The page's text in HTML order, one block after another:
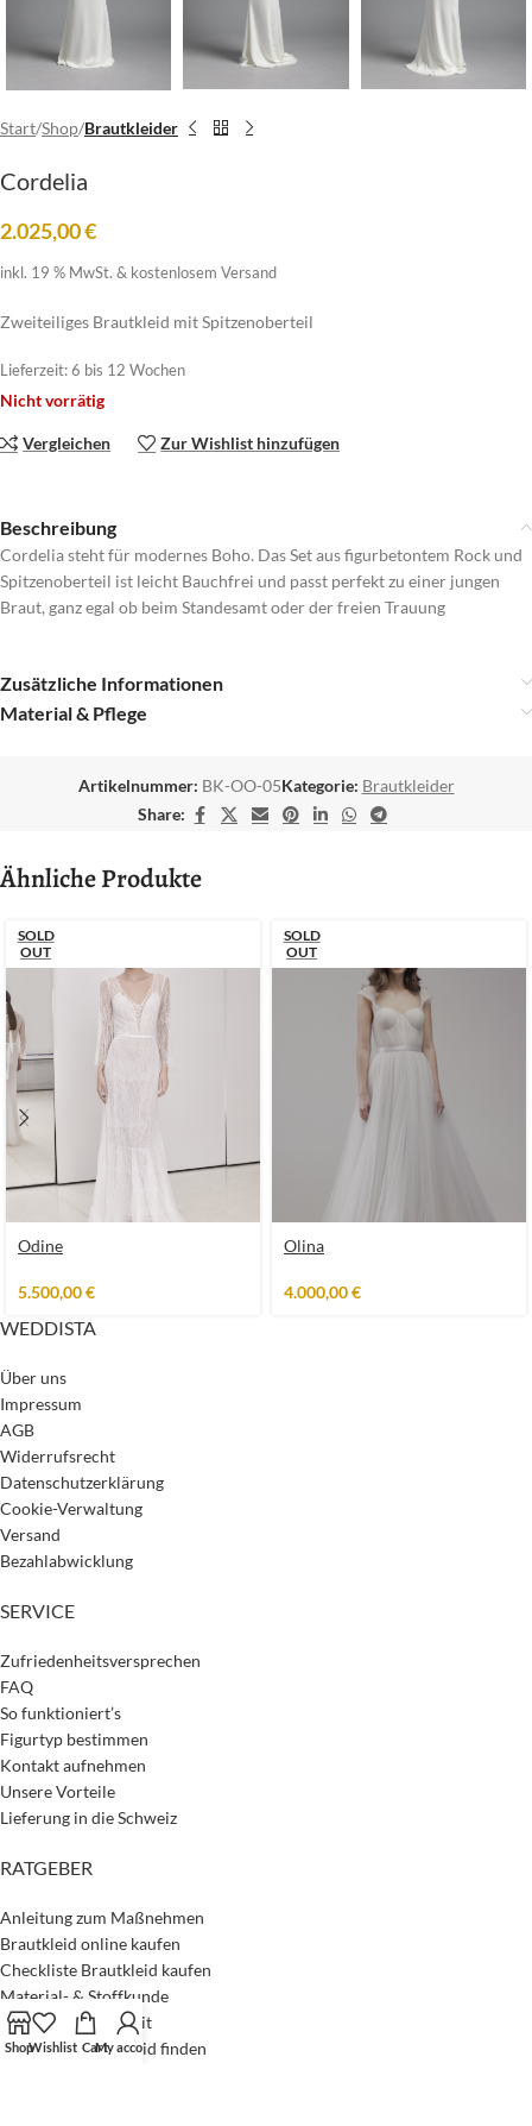
Start Shop Brautkleider
Cordelia
2.025,00€
inkl. 19 % MwSt. & kostenlosem Versand
Zweiteiliges Brautkleid mit Spitzenoberteil
Lieferzeit: 6 bis 12 Wochen
Nicht vorrätig
Vergleichen Zur Wishlist hinzufügen
Beschreibung
Cordelia steht für modernes Boho. Das Set aus figurbetontem Rock und
Spitzenoberteil ist leicht Bauchfrei und passt perfekt zu einer jungen
Braut, ganz egal ob beim Standesamt oder der freien Trauung
Zusätzliche Informationen
Material & Pflege
Artikelnummer: BK-OO-05Kategorie: Brautkleider
Share:
Ähnliche Produkte
SOLD
OUT
Odine
5.500,00€
SOLD
OUT
Olina
4.000,00€
WEDDISTA
Über uns
Impressum
AGB
Widerrufsrecht
Datenschutzerklärung
Cookie-Verwaltung
Versand
Bezahlabwicklung
SERVICE
Zufriedenheitsversprechen
FAQ
So funktioniert’s
Figurtyp bestimmen
Kontakt aufnehmen
Unsere Vorteile
Lieferung in die Schweiz
RATGEBER
Anleitung zum Maßnehmen
Brautkleid online kaufen
Checkliste Brautkleid kaufen
Material- & Stoffkunde
Mehr Nachhaltigkeit
Passendes Brautkleid finden
ShopWishlist CartMy account